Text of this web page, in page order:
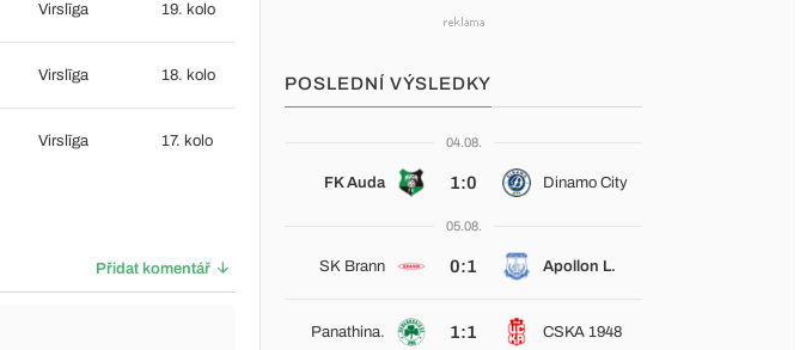
Virslīga 19. kolo
Virslīga 18. kolo
Virslīga 17. kolo
Přidat komentář
POSLEDNÍ VÝSLEDKY
04.08.
FK Auda 1:0 Dinamo City
05.08.
SK Brann 0:1 Apollon L.
Panathina. 1:1 CSKA 1948